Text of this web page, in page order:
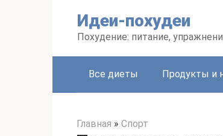
Идеи-похудеи
Похудение: питание,
Все диеты Продукты и
Главная » Спорт